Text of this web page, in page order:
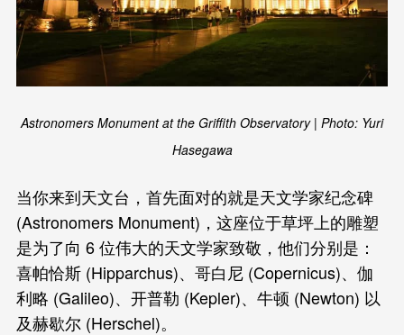
Astronomers Monument at the Griffith Observatory | Photo: Yuri
Hasegawa
当你来到天文台，首先面对的就是天文学家纪念碑
(Astronomers Monument)，这座位于草坪上的雕塑
是为了向 6 位伟大的天文学家致敬，他们分别是：
喜帕恰斯 (Hipparchus)、哥白尼 (Copernicus)、伽
利略 (Galileo)、开普勒 (Kepler)、牛顿 (Newton) 以
及赫歇尔 (Herschel)。